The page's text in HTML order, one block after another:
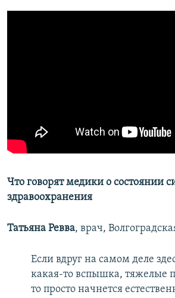
Что говорят медики о состоянии
здравоохранения
Татьяна Ревва, врач,
Если вдруг на самом деле
какая-то вспышка, тяжелые
то просто начнется